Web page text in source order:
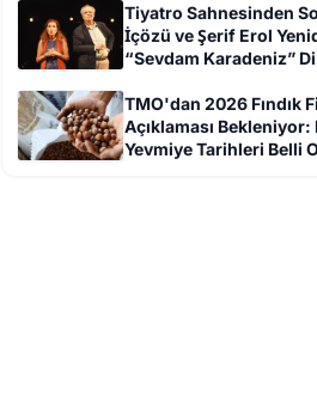
Tiyatro Sahnesinden
İçözü ve Şerif Erol
“Sevdam Karadeniz”
TMO'dan 2026 Fındık
Açıklaması Bekleniyor:
Yevmiye Tarihleri Belli